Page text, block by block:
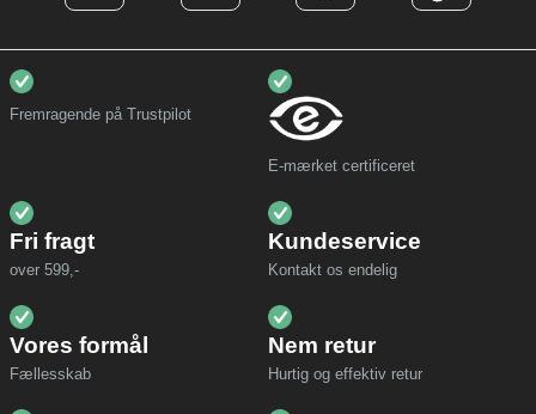
Fremragende på Trustpilot
E-mærket certificeret
Fri fragt
over 599,-
Kundeservice
Kontakt os endelig
Vores formål
Fællesskab
Nem retur
Hurtig og effektiv retur